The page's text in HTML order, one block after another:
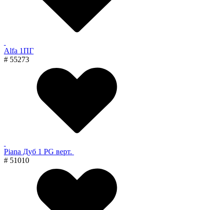
Alfa 1ПГ
# 55273
Piana Дуб 1 PG верт.
# 51010